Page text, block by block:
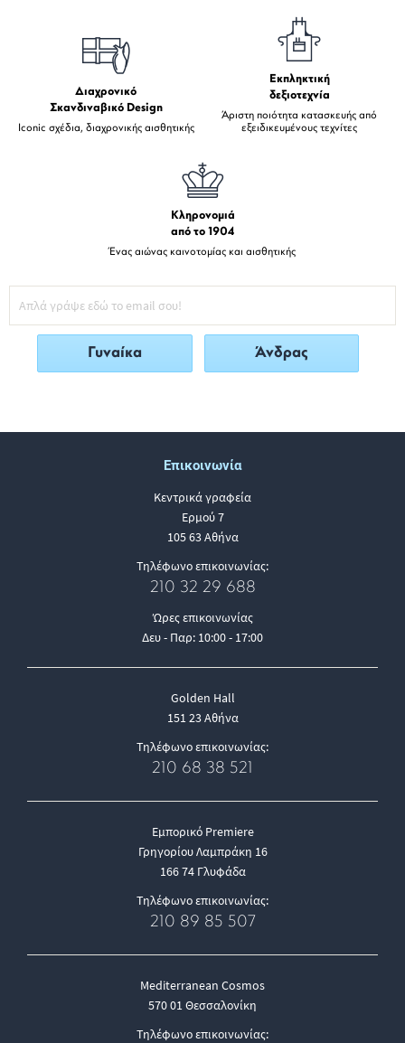
Διαχρονικό
Σκανδιναβικό Design
Iconic σχέδια, διαχρονικής αισθητικής
Εκπληκτική
δεξιοτεχνία
Άριστη ποιότητα κατασκευής από
εξειδικευμένους τεχνίτες
Κληρονομιά
από το 1904
Ένας αιώνας καινοτομίας και αισθητικής
Γυναίκα Άνδρας
Επικοινωνία
Κεντρικά γραφεία
Ερμού 7
105 63 Αθήνα
Τηλέφωνο επικοινωνίας:
210 32 29 688
Ώρες επικοινωνίας
Δευ - Παρ: 10:00 - 17:00
Golden Hall
151 23 Αθήνα
Τηλέφωνο επικοινωνίας:
210 68 38 521
Εμπορικό Premiere
Γρηγορίου Λαμπράκη 16
166 74 Γλυφάδα
Τηλέφωνο επικοινωνίας:
210 89 85 507
Mediterranean Cosmos
570 01 Θεσσαλονίκη
Τηλέφωνο επικοινωνίας: